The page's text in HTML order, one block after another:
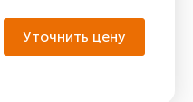
Уточнить цену